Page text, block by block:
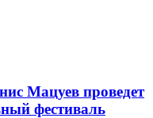
Мацуев проведет
фестиваль